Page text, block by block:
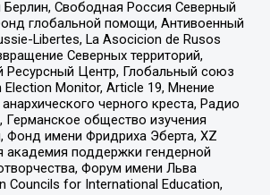
Свободная Россия Северный
глобальной помощи, Антивоенный
Libertes, La Asocicion de Rusos
Северных территорий,
Ресурсный Центр, Глобальный союз
Election Monitor, Article 19, Мнение
черного креста, Радио
Германское общество изучения
Фонд имени Фридриха Эберта, XZ
академия поддержки гендерной
Форум имени Льва
Councils for International Education,